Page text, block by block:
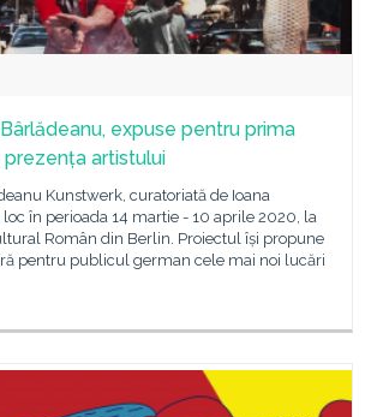
expuse pentru prima
prezența artistului
Kunstwerk, curatoriată de Ioana
loc în perioada 14 martie - 10 aprile 2020, la
Român din Berlin. Proiectul își propune
pentru publicul german cele mai noi lucări